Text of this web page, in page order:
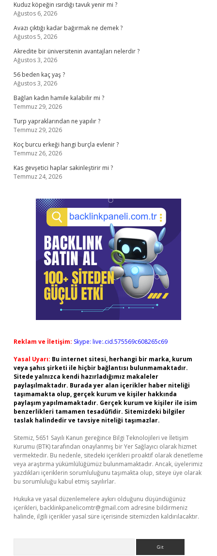
Kuduz köpeğin ısırdığı tavuk yenir mi ?
Ağustos 6, 2026
Avazı çıktığı kadar bağırmak ne demek ?
Ağustos 5, 2026
Akredite bir üniversitenin avantajları nelerdir ?
Ağustos 3, 2026
56 beden kaç yaş ?
Ağustos 3, 2026
Bağlan kadın hamile kalabilir mi ?
Temmuz 29, 2026
Turp yapraklarından ne yapılır ?
Temmuz 29, 2026
Koç burcu erkeği hangi burçla evlenir ?
Temmuz 26, 2026
Kas gevşetici haplar sakinleştirir mi ?
Temmuz 24, 2026
Reklam ve İletişim: Skype: live:.cid.575569c608265c69
Yasal Uyarı: Bu internet sitesi, herhangi bir marka, kurum
veya şahıs şirketi ile hiçbir bağlantısı bulunmamaktadır.
Sitede yalnızca kendi hazırladığımız makaleler
paylaşılmaktadır. Burada yer alan içerikler haber niteliği
taşımamakta olup, gerçek kurum ve kişiler hakkında
paylaşım yapılmamaktadır. Gerçek kurum ve kişiler ile isim
benzerlikleri tamamen tesadüfidir. Sitemizdeki bilgiler
taslak halindedir ve tavsiye niteliği taşımazlar.
Sitemiz, 5651 Sayılı Kanun gereğince Bilgi Teknolojileri ve İletişim
Kurumu (BTK) tarafından onaylanmış bir Yer Sağlayıcı olarak hizmet
vermektedir. Bu nedenle, sitedeki içerikleri proaktif olarak denetleme
veya araştırma yükümlülüğümüz bulunmamaktadır. Ancak, üyelerimiz
yazdıkları içeriklerin sorumluluğunu taşımakta olup, siteye üye olarak
bu sorumluluğu kabul etmiş sayılırlar.
Hukuka ve yasal düzenlemelere aykırı olduğunu düşündüğünüz
içerikleri, backlinkpanelicomtr@gmail.com adresine bildirmeniz
halinde, ilgili içerikler yasal süre içerisinde sitemizden kaldırılacaktır.